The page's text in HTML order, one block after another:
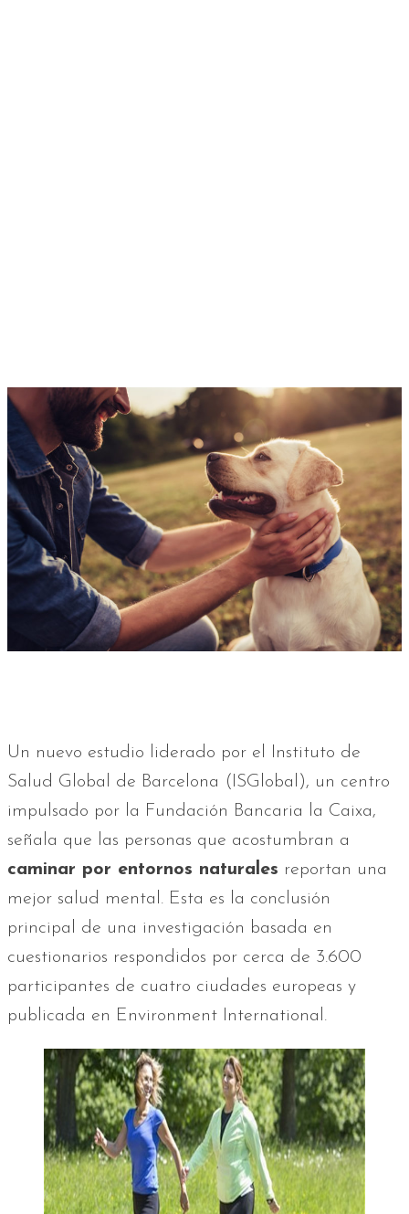
Un nuevo estudio liderado por el Instituto de
Salud Global de Barcelona (ISGlobal), un centro
impulsado por la Fundación Bancaria la Caixa,
señala que las personas que acostumbran a
caminar por entornos naturales reportan una
mejor salud mental. Esta es la conclusión
principal de una investigación basada en
cuestionarios respondidos por cerca de 3.600
participantes de cuatro ciudades europeas y
publicada en Environment International.